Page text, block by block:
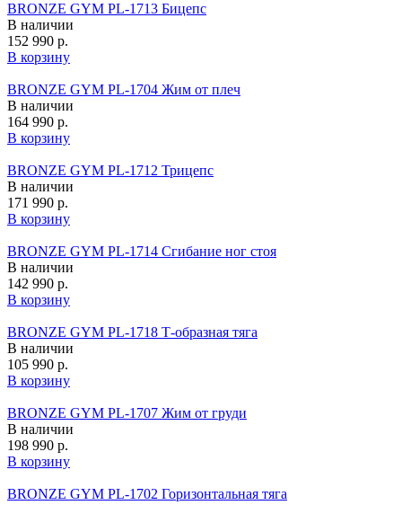
BRONZE GYM PL-1713 Бицепс
В наличии
152 990 р.
В корзину
BRONZE GYM PL-1704 Жим от плеч
В наличии
164 990 р.
В корзину
BRONZE GYM PL-1712 Трицепс
В наличии
171 990 р.
В корзину
BRONZE GYM PL-1714 Сгибание ног стоя
В наличии
142 990 р.
В корзину
BRONZE GYM PL-1718 Т-образная тяга
В наличии
105 990 р.
В корзину
BRONZE GYM PL-1707 Жим от груди
В наличии
198 990 р.
В корзину
BRONZE GYM PL-1702 Горизонтальная тяга